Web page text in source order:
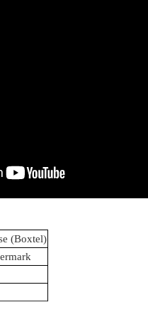
(Boxtel)